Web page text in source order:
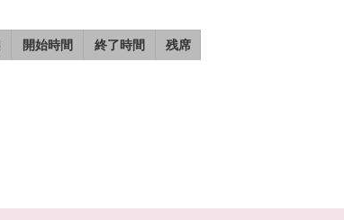
開始時間 終了時間 残席